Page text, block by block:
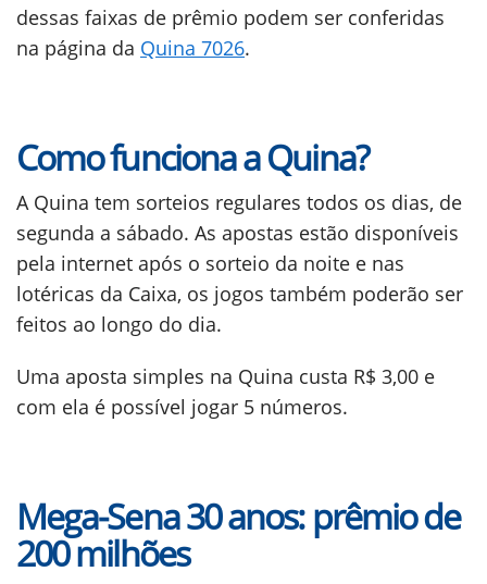
dessas faixas de prêmio podem ser conferidas
na página da Quina 7026.
Como funciona a Quina?
A Quina tem sorteios regulares todos os dias, de
segunda a sábado. As apostas estão disponíveis
pela internet após o sorteio da noite e nas
lotéricas da Caixa, os jogos também poderão ser
feitos ao longo do dia.
Uma aposta simples na Quina custa R$ 3,00 e
com ela é possível jogar 5 números.
Mega-Sena 30 anos: prêmio de
200 milhões